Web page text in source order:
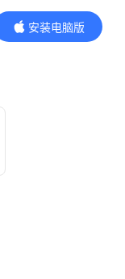
安装电脑版
内容更精彩